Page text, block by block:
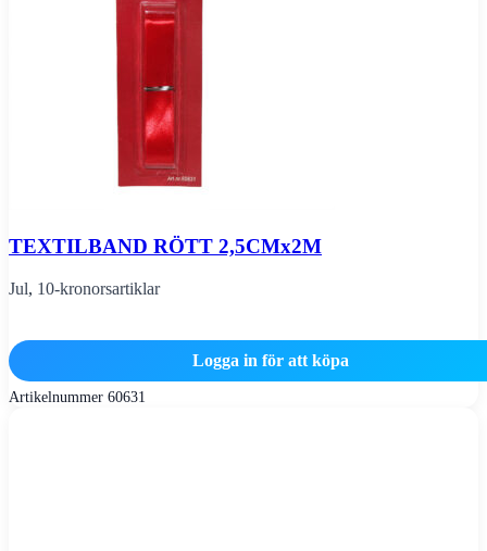
TEXTILBAND RÖTT 2,5CMx2M
Jul, 10-kronorsartiklar
Logga in för att köpa
Artikelnummer 60631